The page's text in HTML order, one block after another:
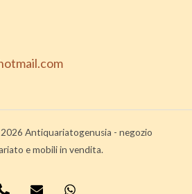
Antiquariatogenusia - negozio
e mobili in vendita.